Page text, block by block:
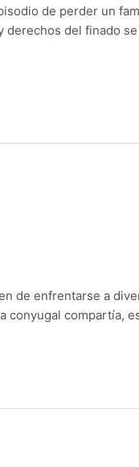
de perder un
del finado
de enfrentarse a
compartía,